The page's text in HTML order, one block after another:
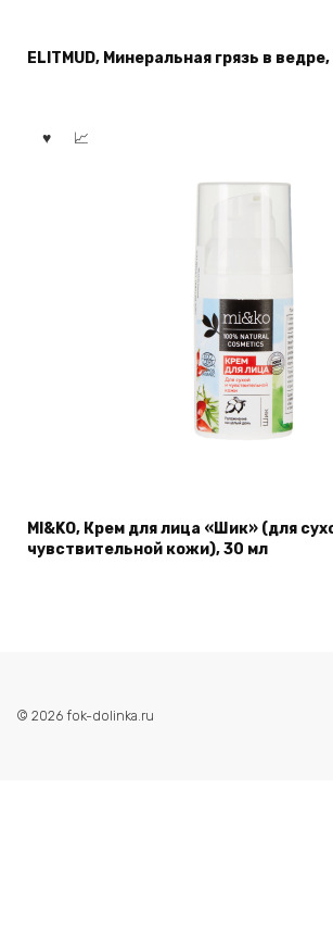
ELITMUD, Минеральная грязь в
MI&KO, Крем для лица «Шик» (для
чувствительной кожи), 30 мл
© 2026 fok-dolinka.ru